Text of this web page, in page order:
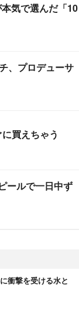
気で選んだ「10
、プロデューサ
買えちゃう
ールで一日中ず
衝撃を受ける水と